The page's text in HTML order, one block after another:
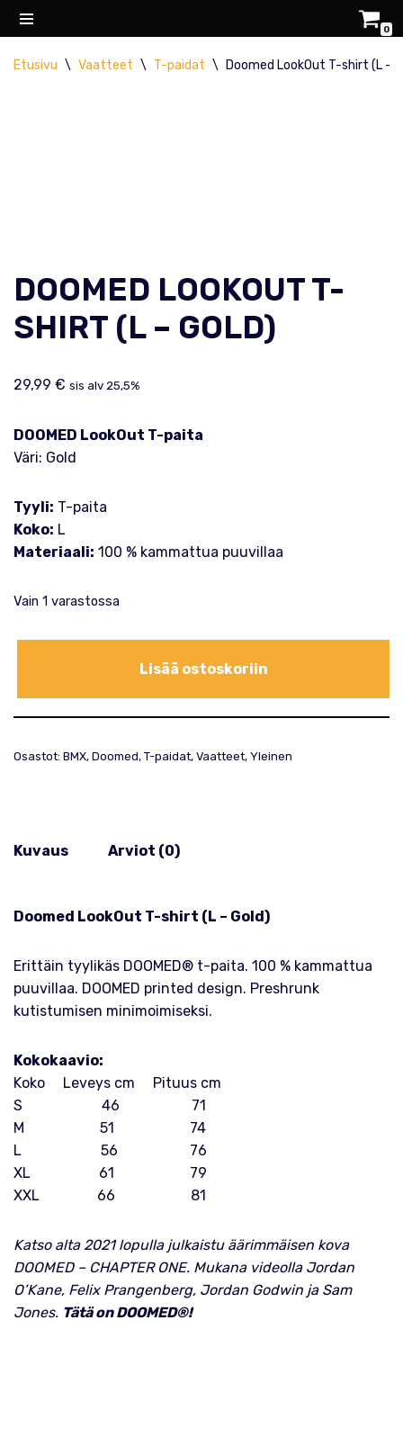
suoraan
0
Etusivu \ Vaatteet \ T-paidat \ Doomed LookOut T-shirt (L –
DOOMED LOOKOUT T-
SHIRT (L – GOLD)
29,99 € sis alv 25,5%
DOOMED LookOut T-paita
Väri: Gold
Tyyli: T-paita
Koko: L
Materiaali: 100 % kammattua puuvillaa
Vain 1 varastossa
Lisää ostoskoriin
Osastot: BMX, Doomed, T-paidat, Vaatteet, Yleinen
Kuvaus Arviot (0)
Doomed LookOut T-shirt (L – Gold)
Erittäin tyylikäs DOOMED® t-paita. 100 % kammattua
puuvillaa. DOOMED printed design. Preshrunk
kutistumisen minimoimiseksi.
Kokokaavio:
Koko Leveys cm Pituus cm
S 46 71
M 51 74
L 56 76
XL 61 79
XXL 66 81
Katso alta 2021 lopulla julkaistu äärimmäisen kova
DOOMED – CHAPTER ONE. Mukana videolla Jordan
O’Kane, Felix Prangenberg, Jordan Godwin ja Sam
Jones. Tätä on DOOMED®!